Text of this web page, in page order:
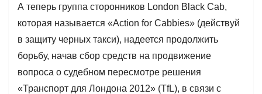
А теперь группа сторонников London Black Cab,
которая называется «Action for Cabbies» (действуй
в защиту черных такси), надеется продолжить
борьбу, начав сбор средств на продвижение
вопроса о судебном пересмотре решения
«Транспорт для Лондона 2012» (TfL), в связи с